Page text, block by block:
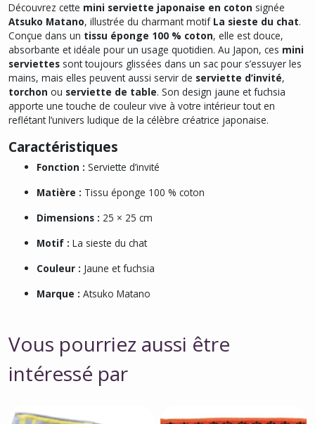
Découvrez cette mini serviette japonaise en coton signée
Atsuko Matano, illustrée du charmant motif La sieste du chat.
Conçue dans un tissu éponge 100 % coton, elle est douce,
absorbante et idéale pour un usage quotidien. Au Japon, ces mini
serviettes sont toujours glissées dans un sac pour s’essuyer les
mains, mais elles peuvent aussi servir de serviette d’invité,
torchon ou serviette de table. Son design jaune et fuchsia
apporte une touche de couleur vive à votre intérieur tout en
reflétant l’univers ludique de la célèbre créatrice japonaise.
Caractéristiques
Fonction : Serviette d’invité
Matière : Tissu éponge 100 % coton
Dimensions : 25 × 25 cm
Motif : La sieste du chat
Couleur : Jaune et fuchsia
Marque : Atsuko Matano
Vous pourriez aussi être
intéressé par